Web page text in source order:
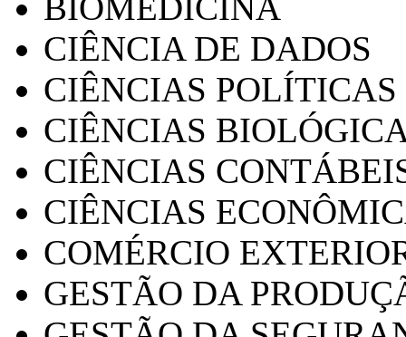
CIÊNCIA DE DADOS
CIÊNCIAS POLÍTICAS
CIÊNCIAS
CIÊNCIAS
CIÊNCIAS
COMÉRCIO
GESTÃO DA